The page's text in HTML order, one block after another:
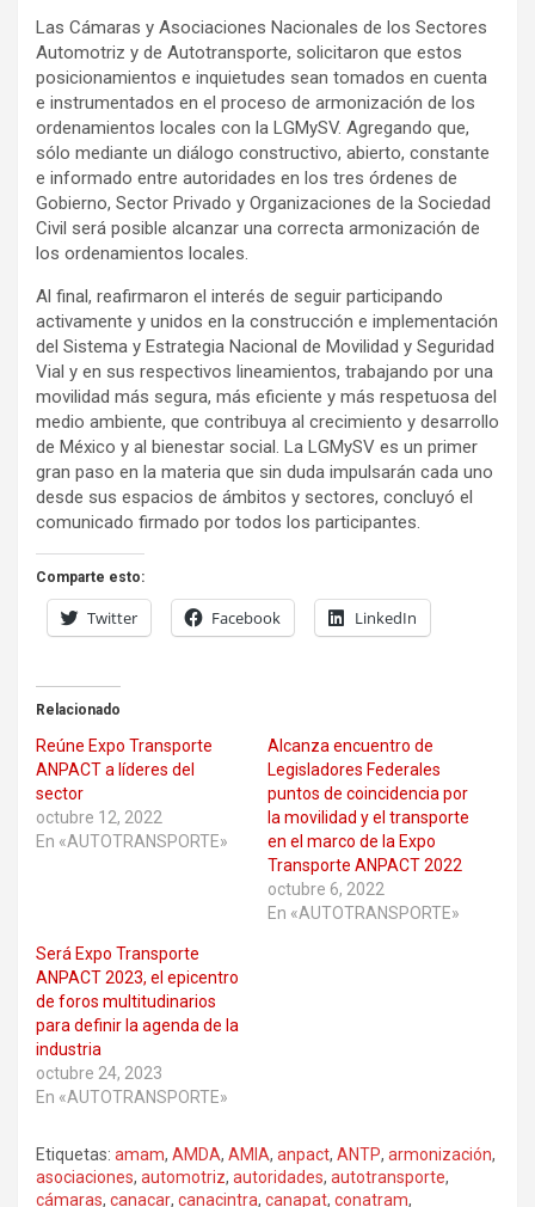
Las Cámaras y Asociaciones Nacionales de los Sectores
Automotriz y de Autotransporte, solicitaron que estos
posicionamientos e inquietudes sean tomados en cuenta
e instrumentados en el proceso de armonización de los
ordenamientos locales con la LGMySV. Agregando que,
sólo mediante un diálogo constructivo, abierto, constante
e informado entre autoridades en los tres órdenes de
Gobierno, Sector Privado y Organizaciones de la Sociedad
Civil será posible alcanzar una correcta armonización de
los ordenamientos locales.
Al final, reafirmaron el interés de seguir participando
activamente y unidos en la construcción e implementación
del Sistema y Estrategia Nacional de Movilidad y Seguridad
Vial y en sus respectivos lineamientos, trabajando por una
movilidad más segura, más eficiente y más respetuosa del
medio ambiente, que contribuya al crecimiento y desarrollo
de México y al bienestar social. La LGMySV es un primer
gran paso en la materia que sin duda impulsarán cada uno
desde sus espacios de ámbitos y sectores, concluyó el
comunicado firmado por todos los participantes.
Comparte esto:
Twitter Facebook LinkedIn
Relacionado
Reúne Expo Transporte
ANPACT a líderes del
sector
octubre 12, 2022
En «AUTOTRANSPORTE»
Alcanza encuentro de
Legisladores Federales
puntos de coincidencia por
la movilidad y el transporte
en el marco de la Expo
Transporte ANPACT 2022
octubre 6, 2022
En «AUTOTRANSPORTE»
Será Expo Transporte
ANPACT 2023, el epicentro
de foros multitudinarios
para definir la agenda de la
industria
octubre 24, 2023
En «AUTOTRANSPORTE»
Etiquetas: amam, AMDA, AMIA, anpact, ANTP, armonización,
asociaciones, automotriz, autoridades, autotransporte,
cámaras, canacar, canacintra, canapat, conatram,